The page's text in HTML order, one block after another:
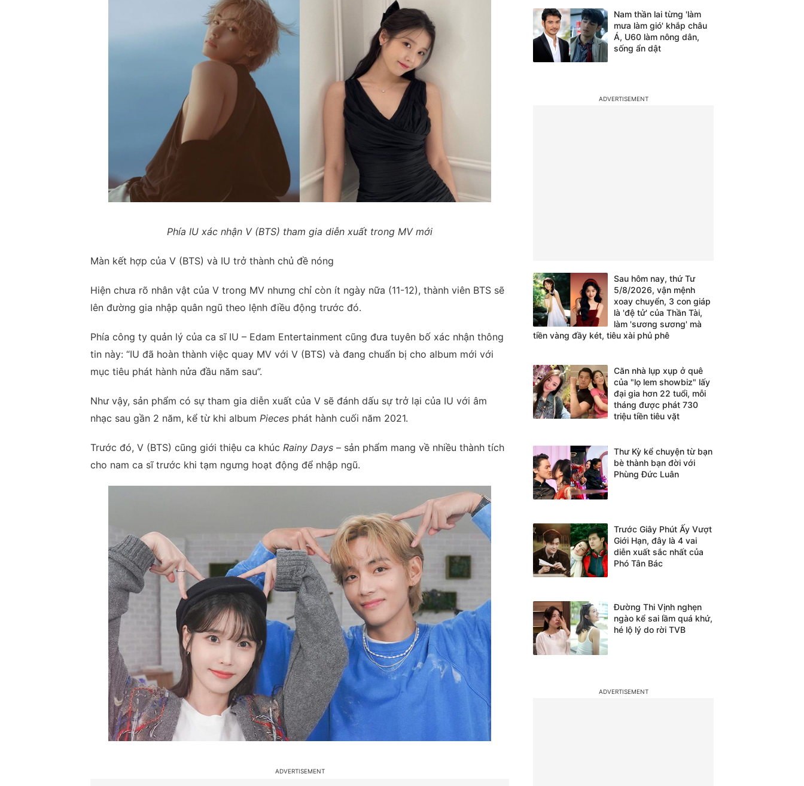
Phía IU xác nhận V (BTS) tham gia diễn xuất trong MV mới
Màn kết hợp của V (BTS) và IU trở thành chủ đề nóng
Hiện chưa rõ nhân vật của V trong MV nhưng chỉ còn ít ngày nữa (11-12), thành viên BTS sẽ
lên đường gia nhập quân ngũ theo lệnh điều động trước đó.
Phía công ty quản lý của ca sĩ IU – Edam Entertainment cũng đưa tuyên bố xác nhận thông
tin này: “IU đã hoàn thành việc quay MV với V (BTS) và đang chuẩn bị cho album mới với
mục tiêu phát hành nửa đầu năm sau”.
Như vậy, sản phẩm có sự tham gia diễn xuất của V sẽ đánh dấu sự trở lại của IU với âm
nhạc sau gần 2 năm, kể từ khi album Pieces phát hành cuối năm 2021.
Trước đó, V (BTS) cũng giới thiệu ca khúc Rainy Days – sản phẩm mang về nhiều thành tích
cho nam ca sĩ trước khi tạm ngưng hoạt động để nhập ngũ.
Nam thần lai từng 'làm
mưa làm gió' khắp châu
Á, U60 làm nông dân,
sống ẩn dật
Sau hôm nay, thứ Tư
5/8/2026, vận mệnh
xoay chuyển, 3 con giáp
là 'đệ tử' của Thần Tài,
làm 'sương sương' mà
tiền vàng đầy két, tiêu xài phủ phê
Căn nhà lụp xụp ở quê
của "lọ lem showbiz" lấy
đại gia hơn 22 tuổi, mỗi
tháng được phát 730
triệu tiền tiêu vặt
Thư Kỳ kể chuyện từ bạn
bè thành bạn đời với
Phùng Đức Luân
Trước Giây Phút Ấy Vượt
Giới Hạn, đây là 4 vai
diễn xuất sắc nhất của
Phó Tân Bác
Đường Thi Vịnh nghẹn
ngào kể sai lầm quá khứ,
hé lộ lý do rời TVB